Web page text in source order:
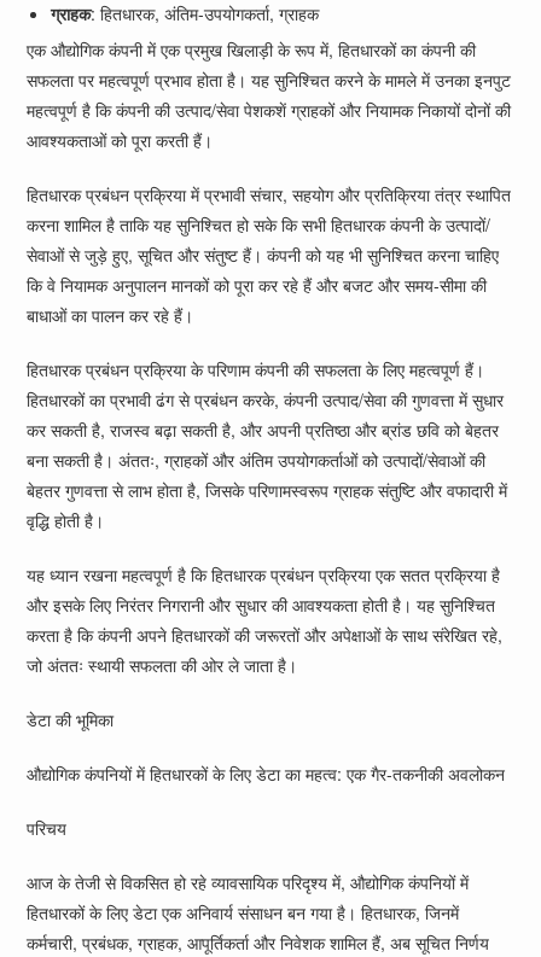
ग्राहक: हितधारक, अंतिम-उपयोगकर्ता, ग्राहक
एक औद्योगिक कंपनी में एक प्रमुख खिलाड़ी के रूप में, हितधारकों का कंपनी की
सफलता पर महत्वपूर्ण प्रभाव होता है। यह सुनिश्चित करने के मामले में उनका इनपुट
महत्वपूर्ण है कि कंपनी की उत्पाद/सेवा पेशकशें ग्राहकों और नियामक निकायों दोनों की
आवश्यकताओं को पूरा करती हैं।
हितधारक प्रबंधन प्रक्रिया में प्रभावी संचार, सहयोग और प्रतिक्रिया तंत्र स्थापित
करना शामिल है ताकि यह सुनिश्चित हो सके कि सभी हितधारक कंपनी के उत्पादों/
सेवाओं से जुड़े हुए, सूचित और संतुष्ट हैं। कंपनी को यह भी सुनिश्चित करना चाहिए
कि वे नियामक अनुपालन मानकों को पूरा कर रहे हैं और बजट और समय-सीमा की
बाधाओं का पालन कर रहे हैं।
हितधारक प्रबंधन प्रक्रिया के परिणाम कंपनी की सफलता के लिए महत्वपूर्ण हैं।
हितधारकों का प्रभावी ढंग से प्रबंधन करके, कंपनी उत्पाद/सेवा की गुणवत्ता में सुधार
कर सकती है, राजस्व बढ़ा सकती है, और अपनी प्रतिष्ठा और ब्रांड छवि को बेहतर
बना सकती है। अंततः, ग्राहकों और अंतिम उपयोगकर्ताओं को उत्पादों/सेवाओं की
बेहतर गुणवत्ता से लाभ होता है, जिसके परिणामस्वरूप ग्राहक संतुष्टि और वफादारी में
वृद्धि होती है।
यह ध्यान रखना महत्वपूर्ण है कि हितधारक प्रबंधन प्रक्रिया एक सतत प्रक्रिया है
और इसके लिए निरंतर निगरानी और सुधार की आवश्यकता होती है। यह सुनिश्चित
करता है कि कंपनी अपने हितधारकों की जरूरतों और अपेक्षाओं के साथ संरेखित रहे,
जो अंततः स्थायी सफलता की ओर ले जाता है।
डेटा की भूमिका
औद्योगिक कंपनियों में हितधारकों के लिए डेटा का महत्व: एक गैर-तकनीकी अवलोकन
परिचय
आज के तेजी से विकसित हो रहे व्यावसायिक परिदृश्य में, औद्योगिक कंपनियों में
हितधारकों के लिए डेटा एक अनिवार्य संसाधन बन गया है। हितधारक, जिनमें
कर्मचारी, प्रबंधक, ग्राहक, आपूर्तिकर्ता और निवेशक शामिल हैं, अब सूचित निर्णय